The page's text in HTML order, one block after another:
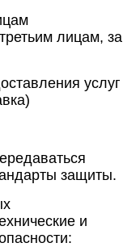
лицам, за
услуг
защиты.
и